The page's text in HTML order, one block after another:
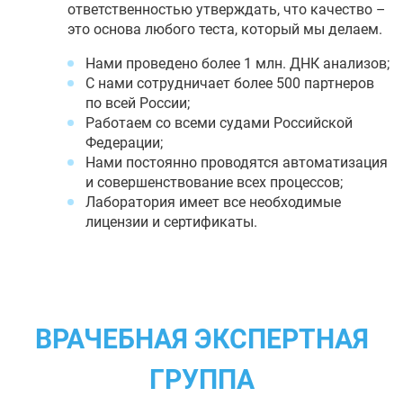
ответственностью утверждать, что качество –
это основа любого теста, который мы делаем.
Нами проведено более 1 млн. ДНК анализов;
С нами сотрудничает более 500 партнеров
по всей России;
Работаем со всеми судами Российской
Федерации;
Нами постоянно проводятся автоматизация
и совершенствование всех процессов;
Лаборатория имеет все необходимые
лицензии и сертификаты.
ВРАЧЕБНАЯ ЭКСПЕРТНАЯ
ГРУППА